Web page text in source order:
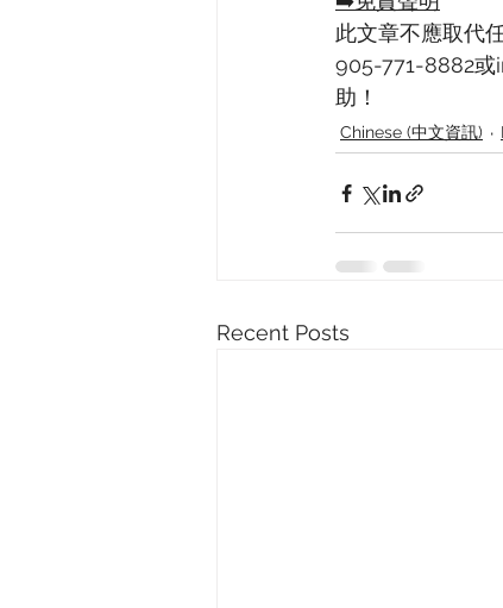
此文章不應取代
905-771-8882或
助！
Chinese (中文資訊)
Recent Posts